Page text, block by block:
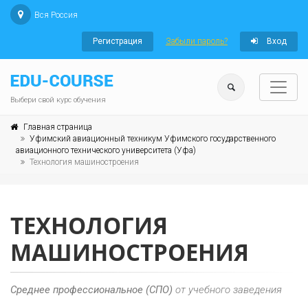
Вся Россия
Регистрация Забыли пароль? Вход
Выбери свой курс обучения
Главная страница
Уфимский авиационный техникум Уфимского государственного
авиационного технического университета (Уфа)
Технология машиностроения
ТЕХНОЛОГИЯ
МАШИНОСТРОЕНИЯ
Среднее профессиональное (СПО) от учебного заведения